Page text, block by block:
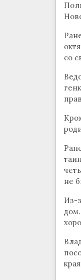
со
не
Из-